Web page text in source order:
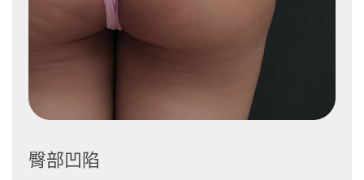
臀部凹陷